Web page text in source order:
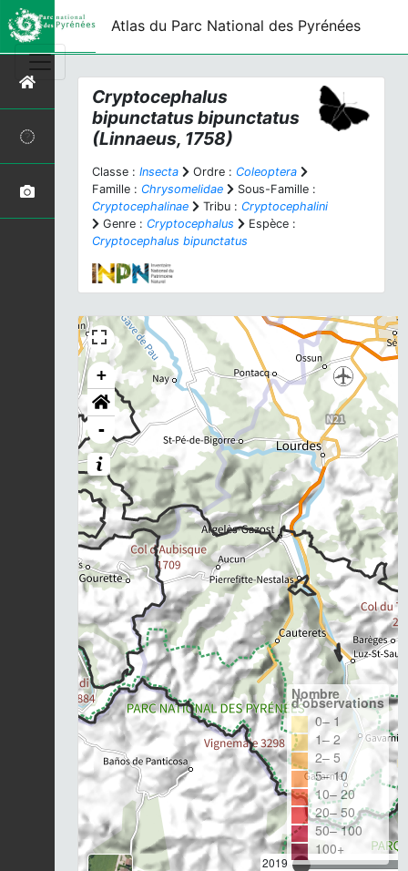
Atlas du Parc National des Pyrénées
Cryptocephalus
bipunctatus bipunctatus
(Linnaeus, 1758)
Classe : Insecta Ordre : Coleoptera
Famille : Chrysomelidae
Sous-Famille :
Cryptocephalinae
Tribu : Cryptocephalini
Genre : Cryptocephalus
Espèce :
Cryptocephalus bipunctatus
+
-
2019
Nombre
d'observations
0– 1
1– 2
2– 5
5– 10
10– 20
20– 50
50– 100
100+